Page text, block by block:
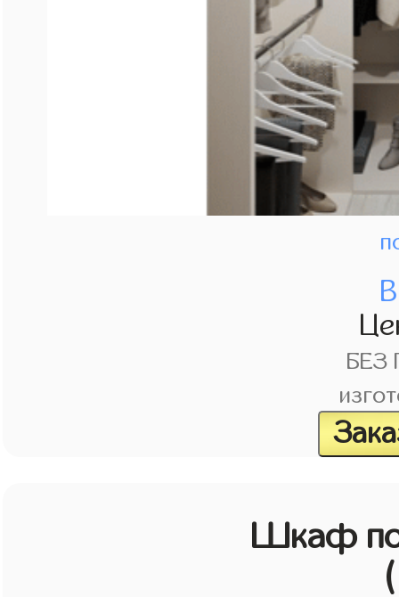
БЕЗ
Шкаф